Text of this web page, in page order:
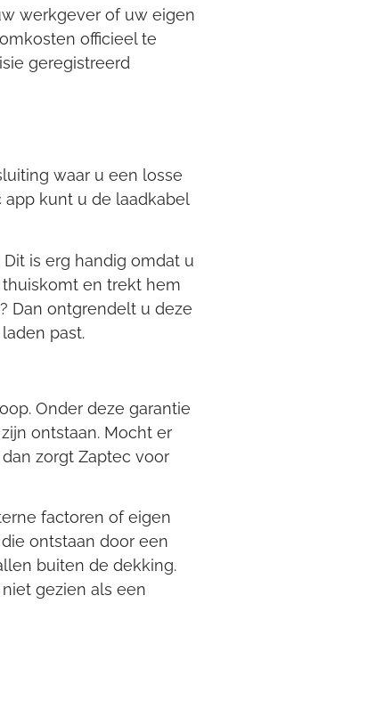
werkgever of uw eigen
officieel te
geregistreerd
waar u een losse
app kunt u de laadkabel
is erg handig omdat u
en trekt hem
Dan ontgrendelt u deze
past.
Onder deze garantie
ontstaan. Mocht er
zorgt Zaptec voor
factoren of eigen
ontstaan door een
buiten de dekking.
gezien als een